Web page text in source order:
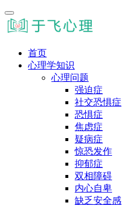
首页
心理学知识
心理问题
强迫症
社交恐惧症
恐惧症
焦虑症
疑病症
惊恐发作
抑郁症
双相障碍
内心自卑
缺乏安全感